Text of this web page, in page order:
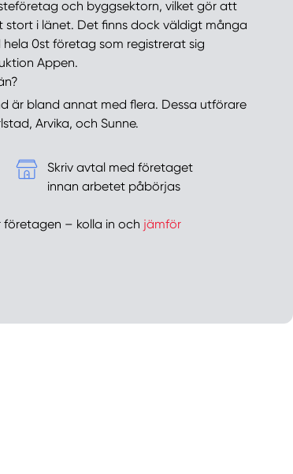
och byggsektorn, vilket gör att
i länet. Det finns dock väldigt många
0st företag som registrerat sig
Appen.
är bland annat med flera. Dessa utförare
Arvika, och Sunne.
Skriv avtal med företaget
innan arbetet påbörjas
– kolla in och jämför